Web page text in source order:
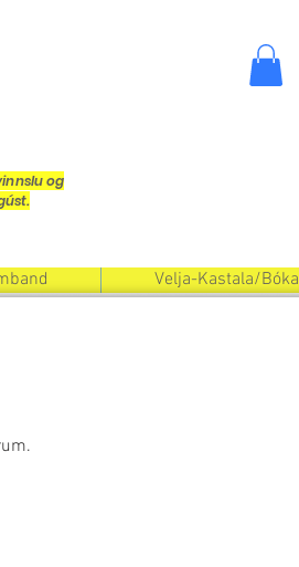
og
Velja-Kastala/Bóka